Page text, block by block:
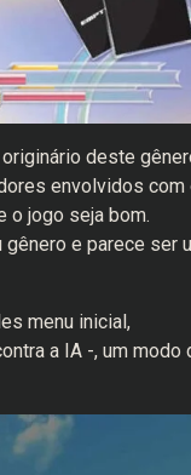
deste
envolvidos com
o jogo seja bom.
e parece ser
menu inicial,
a IA -, um modo